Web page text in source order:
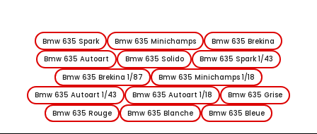
Bmw 635 Spark Bmw 635 Minichamps
Bmw 635 Brekina
Bmw 635 Autoart
Bmw 635 Solido
Bmw 635 Spark 1/43
Bmw 635 Brekina 1/87
Bmw 635 Minichamps 1/18
Bmw 635 Autoart 1/43
Bmw 635 Autoart 1/18
Bmw 635 Grise
Bmw 635 Rouge
Bmw 635 Blanche Bmw 635 Bleue